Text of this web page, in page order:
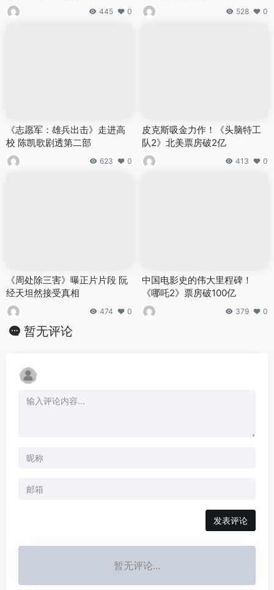
445 0 528 0
《志愿军：雄兵出击》走进高
校 陈凯歌剧透第二部
623 0
皮克斯吸金力作！《头脑特工
队2》北美票房破2亿
413 0
《周处除三害》曝正片片段 阮
经天坦然接受真相
474 0
中国电影史的伟大里程碑！
《哪吒2》票房破100亿
379 0
暂无评论
发表评论
暂无评论...